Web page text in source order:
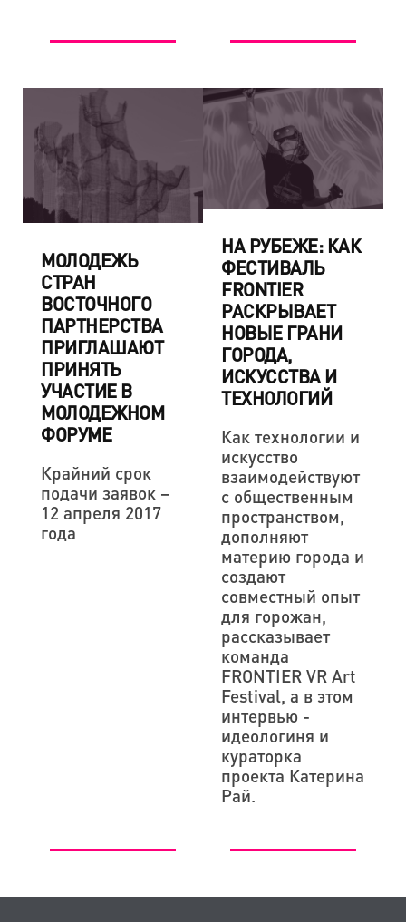
МОЛОДЕЖЬ
СТРАН
ВОСТОЧНОГО
ПАРТНЕРСТВА
ПРИГЛАШАЮТ
ПРИНЯТЬ
УЧАСТИЕ В
МОЛОДЕЖНОМ
ФОРУМЕ
Крайний срок
подачи заявок –
12 апреля 2017
года
НА РУБЕЖЕ: КАК
ФЕСТИВАЛЬ
FRONTIER
РАСКРЫВАЕТ
НОВЫЕ ГРАНИ
ГОРОДА,
ИСКУССТВА И
ТЕХНОЛОГИЙ
Как технологии и
искусство
взаимодействуют
с общественным
пространством,
дополняют
материю города и
создают
совместный опыт
для горожан,
рассказывает
команда
FRONTIER VR Art
Festival, а в этом
интервью -
идеологиня и
кураторка
проекта Катерина
Рай.